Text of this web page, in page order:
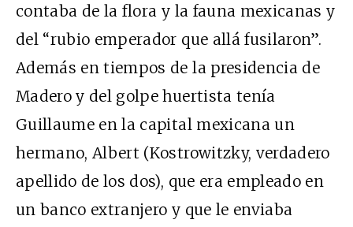
contaba de la flora y la fauna mexicanas y
del “rubio emperador que allá fusilaron”.
Además en tiempos de la presidencia de
Madero y del golpe huertista tenía
Guillaume en la capital mexicana un
hermano, Albert (Kostrowitzky, verdadero
apellido de los dos), que era empleado en
un banco extranjero y que le enviaba